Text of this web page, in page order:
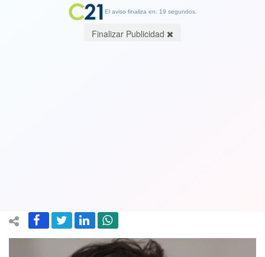
El aviso finaliza en: 19 segundos.
Finalizar Publicidad